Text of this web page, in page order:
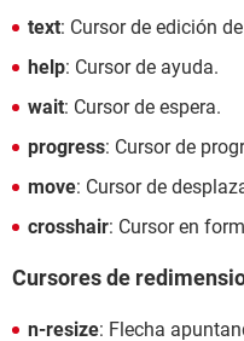
text: Cursor de edición
help: Cursor de ayuda.
wait: Cursor de espera.
progress: Cursor de
move: Cursor de
crosshair: Cursor en
Cursores de
n-resize: Flecha